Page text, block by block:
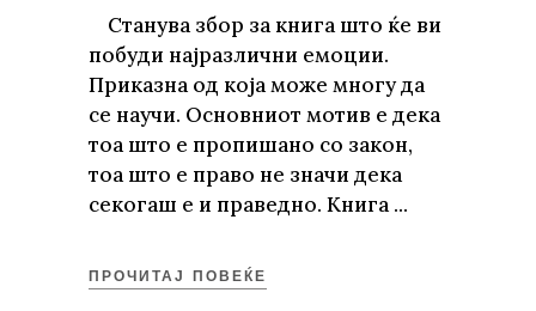
Станува збор за книга што ќе ви
побуди најразлични емоции.
Приказна од која може многу да
се научи. Основниот мотив е дека
тоа што е пропишано со закон,
тоа што е право не значи дека
секогаш е и праведно. Книга
ПРОЧИТАЈ ПОВЕЌЕ